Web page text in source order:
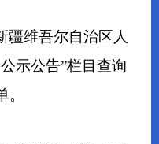
疆维吾尔自治区人
示公告”栏目查询